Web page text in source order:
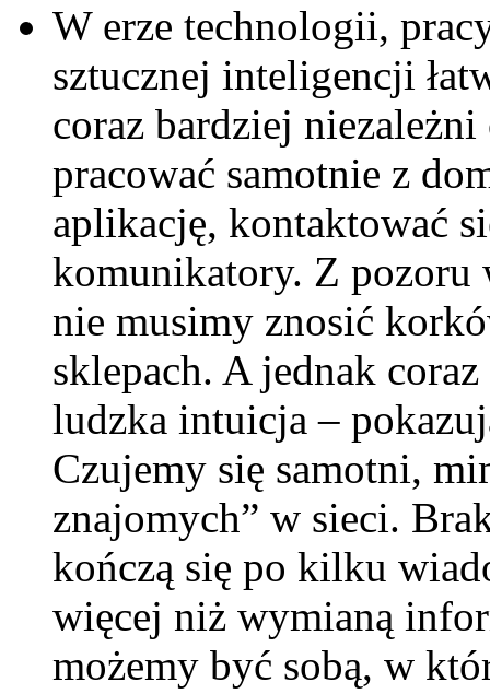
W erze technologii,
sztucznej inteligencji
coraz bardziej
pracować samotnie z
aplikację, kontaktować
komunikatory. Z pozoru
nie musimy znosić
sklepach. A jednak
ludzka intuicja –
Czujemy się samotni,
znajomych” w sieci.
kończą się po kilku
więcej niż wymianą
możemy być sobą, w